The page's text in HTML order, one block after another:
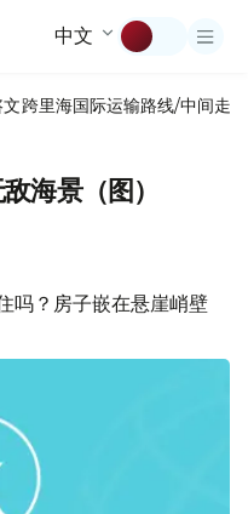
中文
跨里海国际运输路线/中间走廊
海景（图）
吗？房子嵌在悬崖峭壁